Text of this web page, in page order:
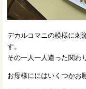
デカルコマニの模様に刺
す。
その一人一人違った関わ
お母様ににはいくつかお